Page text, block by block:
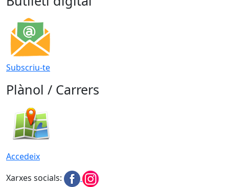
Subscriu-te
Plànol / Carrers
Accedeix
Xarxes socials: